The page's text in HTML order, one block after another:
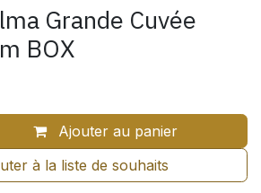
Grande Cuvée
BOX
Ajouter au panier
à la liste de souhaits